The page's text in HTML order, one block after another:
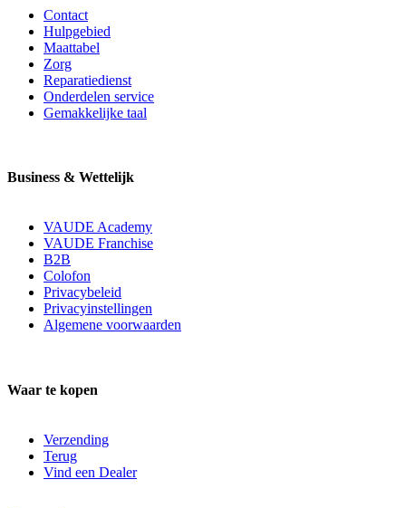
Contact
Hulpgebied
Maattabel
Zorg
Reparatiedienst
Onderdelen service
Gemakkelijke taal
Business & Wettelijk
VAUDE Academy
VAUDE Franchise
B2B
Colofon
Privacybeleid
Privacyinstellingen
Algemene voorwaarden
Waar te kopen
Verzending
Terug
Vind een Dealer